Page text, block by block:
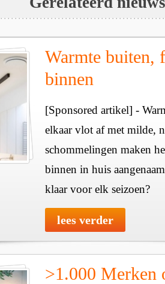
Warmte buiten,
binnen
[Sponsored artikel] -
elkaar vlot af met milde,
schommelingen maken
binnen in huis
klaar voor elk seizoen?
lees verder
>1.000 Merken